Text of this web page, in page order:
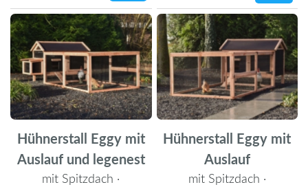
Hühnerstall Eggy mit
Auslauf und legenest
mit Spitzdach ·
Hühnerstall Eggy mit
Auslauf
mit Spitzdach ·